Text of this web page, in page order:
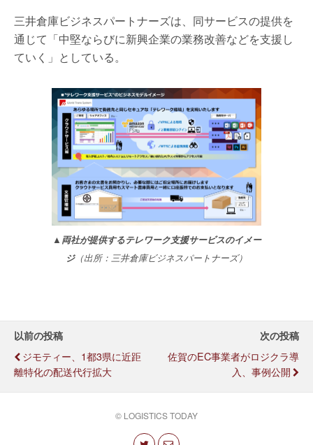
三井倉庫ビジネスパートナーズは、同サービスの提供を
通じて「中堅ならびに新興企業の業務改善などを支援し
ていく」としている。
▲両社が提供するテレワーク支援サービスのイメー
ジ（出所：三井倉庫ビジネスパートナーズ）
以前の投稿
ジモティー、1都3県に近距
離特化の配送代行拡大
次の投稿
佐賀のEC事業者がロジクラ導
入、事例公開
© LOGISTICS TODAY